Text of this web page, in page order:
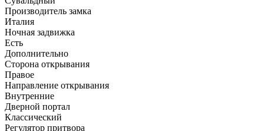
Производитель замка
Италия
Ночная задвижка
Есть
Дополнительно
Сторона открывания
Правое
Направление открывания
Внутренние
Дверной портал
Классический
Регулятор притвора